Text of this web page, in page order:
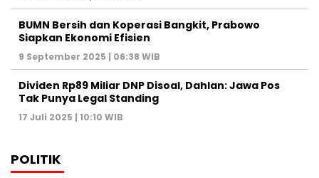
BUMN Bersih dan Koperasi Bangkit, Prabowo
Siapkan Ekonomi Efisien
9 September 2025 | 06:38 WIB
Dividen Rp89 Miliar DNP Disoal, Dahlan: Jawa Pos
Tak Punya Legal Standing
17 Juli 2025 | 10:10 WIB
POLITIK